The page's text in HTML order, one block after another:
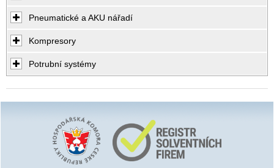
Pneumatické a AKU nářadí
Kompresory
Potrubní systémy